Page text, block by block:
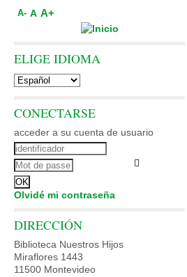
A- A A+
ELIGE IDIOMA
CONECTARSE
acceder a su cuenta de usuario
Olvidé mi contraseña
DIRECCIÓN
Biblioteca Nuestros Hijos
Miraflores 1443
11500 Montevideo